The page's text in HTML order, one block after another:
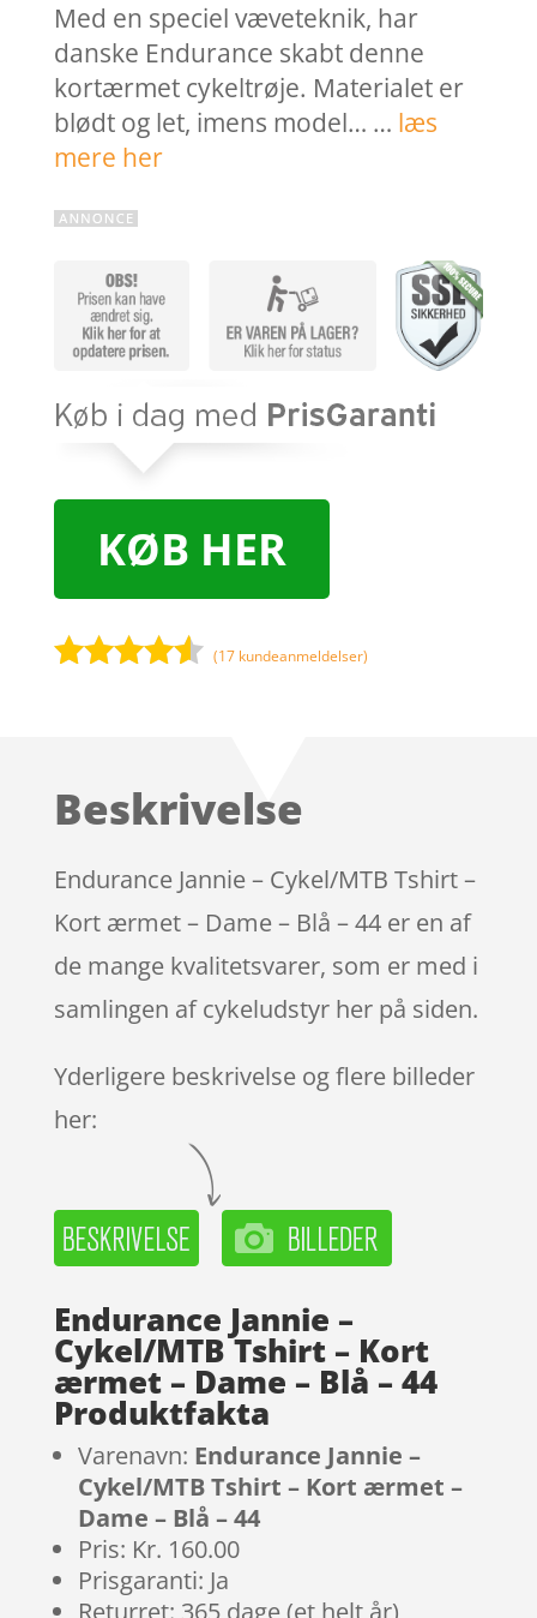
Med en speciel væveteknik, har
danske Endurance skabt denne
kortærmet cykeltrøje. Materialet er
blødt og let, imens model… … læs
mere her
KØB HER
på
mmelser
(17 kundeanmeldelser)
Beskrivelse
Endurance Jannie – Cykel/MTB Tshirt –
Kort ærmet – Dame – Blå – 44 er en af
de mange kvalitetsvarer, som er med i
samlingen af cykeludstyr her på siden.
Yderligere beskrivelse og flere billeder
her:
Endurance Jannie –
Cykel/MTB Tshirt – Kort
ærmet – Dame – Blå – 44
Produktfakta
Varenavn: Endurance Jannie –
Cykel/MTB Tshirt – Kort ærmet –
Dame – Blå – 44
Pris: Kr. 160.00
Prisgaranti: Ja
Returret: 365 dage (et helt år)